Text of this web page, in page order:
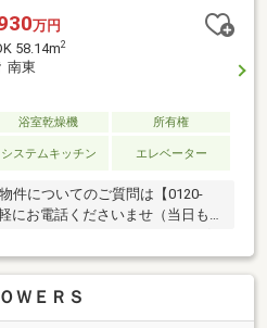
トナー（FP資格）が住まいの問題
消！■東宝ハウスフィナンシャ
住信SBIネット銀行支店金利と保
ジナル提携住宅ローンをお届
ローン完済まで家計収支を視える
安を対策！
万円
58.14m2
南東
浴室乾燥機
所有権
システムキッチン エレベーター
件についてのご質問は【0120-
にお電話くださいませ（当日も
）のグループ会社です○令和8年
み『アフターサービス保証
水設備・水廻りなどのアフタ
年→最長10年”に延長いたします。
ＷＥＲＳ